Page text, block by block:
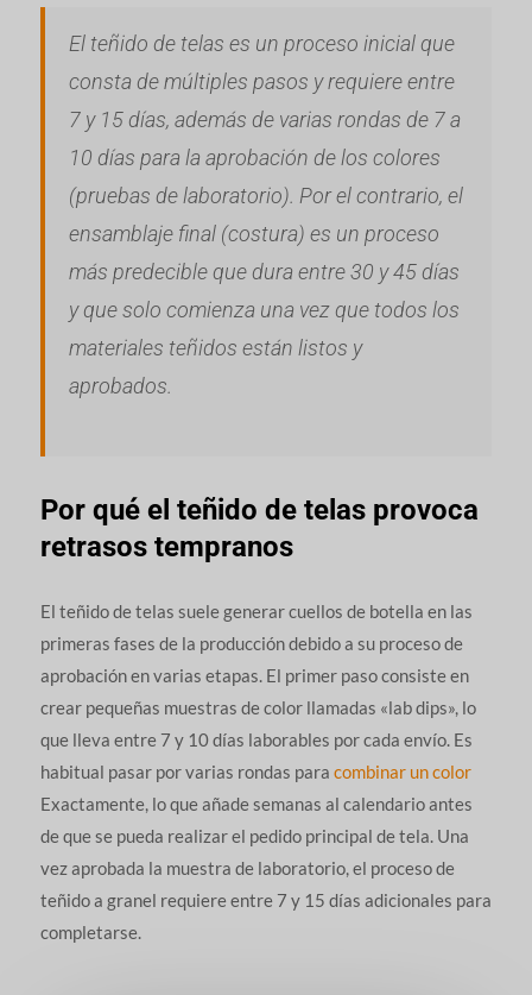
El teñido de telas es un proceso inicial que
consta de múltiples pasos y requiere entre
7 y 15 días, además de varias rondas de 7 a
10 días para la aprobación de los colores
(pruebas de laboratorio). Por el contrario, el
ensamblaje final (costura) es un proceso
más predecible que dura entre 30 y 45 días
y que solo comienza una vez que todos los
materiales teñidos están listos y
aprobados.
Por qué el teñido de telas provoca
retrasos tempranos
El teñido de telas suele generar cuellos de botella en las
primeras fases de la producción debido a su proceso de
aprobación en varias etapas. El primer paso consiste en
crear pequeñas muestras de color llamadas «lab dips», lo
que lleva entre 7 y 10 días laborables por cada envío. Es
habitual pasar por varias rondas para combinar un color
Exactamente, lo que añade semanas al calendario antes
de que se pueda realizar el pedido principal de tela. Una
vez aprobada la muestra de laboratorio, el proceso de
teñido a granel requiere entre 7 y 15 días adicionales para
completarse.